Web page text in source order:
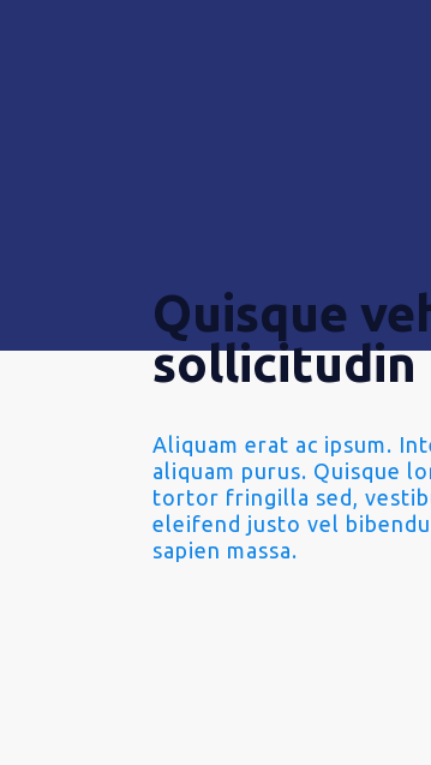
Quisque
sollicitudin
Aliquam erat ac ipsum.
aliquam purus. Quisque
tortor fringilla sed,
eleifend justo vel
sapien massa.